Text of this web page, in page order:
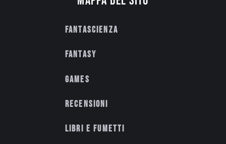
Fantascienza
Fantasy
Games
Recensioni
Libri e fumetti